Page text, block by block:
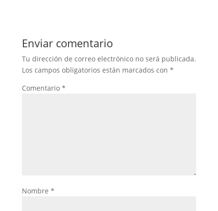
Enviar comentario
Tu dirección de correo electrónico no será publicada.
Los campos obligatorios están marcados con *
Comentario *
Nombre *